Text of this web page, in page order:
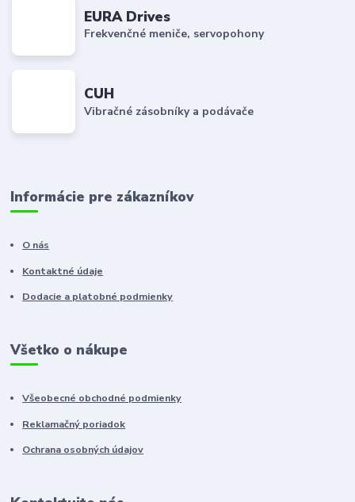
EURA Drives
Frekvenčné meniče, servopohony
CUH
Vibračné zásobníky a podávače
Informácie pre zákazníkov
O nás
Kontaktné údaje
Dodacie a platobné podmienky
Všetko o nákupe
Všeobecné obchodné podmienky
Reklamačný poriadok
Ochrana osobných údajov